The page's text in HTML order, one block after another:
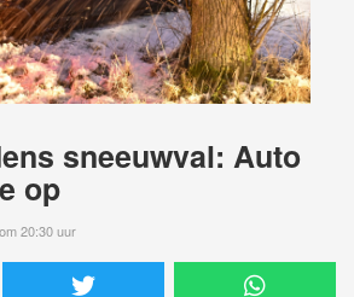
sneeuwval: Auto
op
20:30 uur